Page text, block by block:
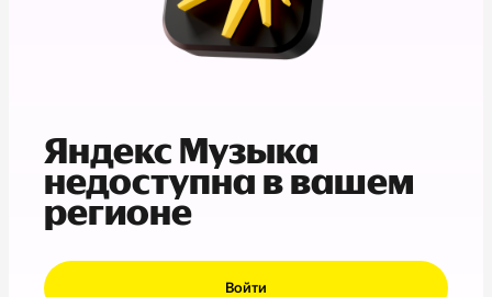
Яндекс Музыка
недоступна в вашем
регионе
Войти